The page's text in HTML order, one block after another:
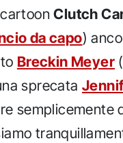
Clutch
da capo)
Breckin Meyer (
sprecata
semplicemente